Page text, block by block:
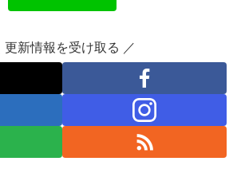
更新情報を受け取る ／